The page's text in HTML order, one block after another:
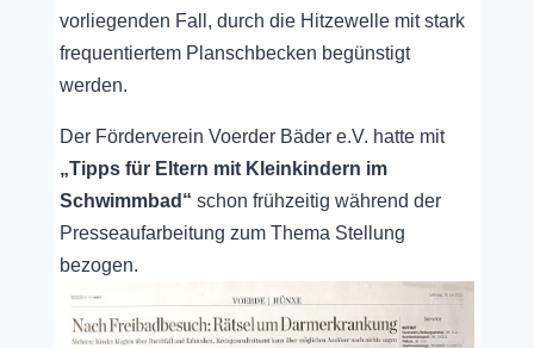
vorliegenden Fall, durch die Hitzewelle mit stark
frequentiertem Planschbecken begünstigt
werden.
Der Förderverein Voerder Bäder e.V. hatte mit
„Tipps für Eltern mit Kleinkindern im
Schwimmbad“ schon frühzeitig während der
Presseaufarbeitung zum Thema Stellung
bezogen.